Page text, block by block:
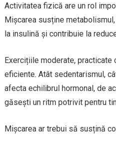
Activitatea fizică are un rol
Mișcarea susține
la insulină și contribuie la
Exercițiile moderate, practicate
eficiente. Atât sedentarismul,
afecta echilibrul hormonal, de
găsești un ritm potrivit pentru
Mișcarea ar trebui să susțină